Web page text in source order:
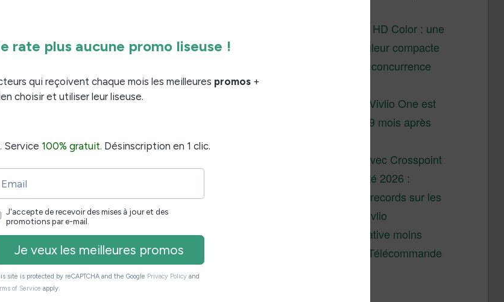
Vivlio Light HD Color : une
liseuse couleur compacte
à prix défiant toute concurrence
La liseuse Vivlio One est
un succès 9 mois après
XTEINK X4 : test avec Crosspoint
Soldes d’été 2026 :
réductions records sur les
liseuses Kobo et Vivlio
Une alternative moins
chère à la Télécommande